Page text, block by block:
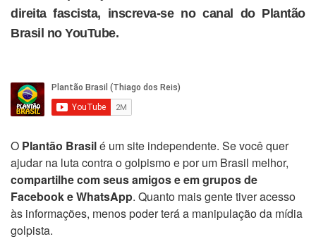
direita fascista, inscreva-se no canal do Plantão
Brasil no YouTube.
O Plantão Brasilé um site independente. Se você quer
ajudar na luta contra o golpismo e por um Brasil melhor,
compartilhe com seus amigos e em grupos de
Facebook e WhatsApp. Quanto mais gente tiver acesso
às informações, menos poder terá a manipulação da mídia
golpista.